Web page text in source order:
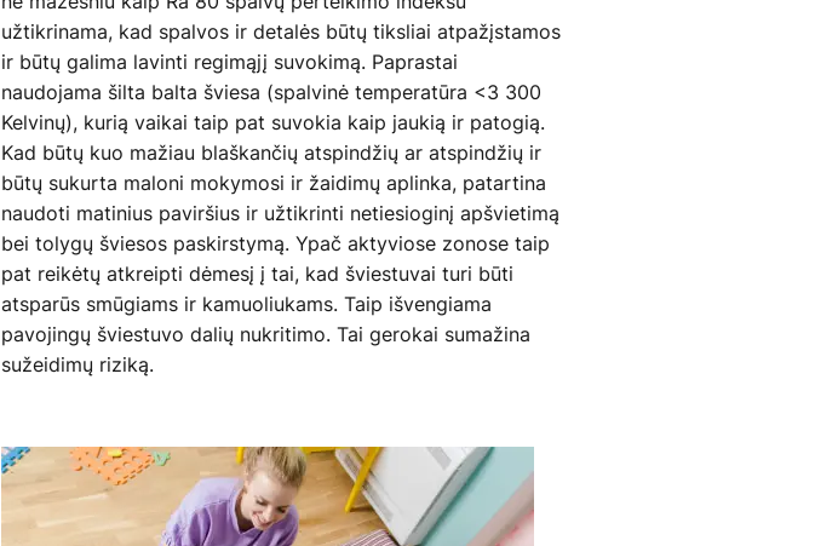
užtikrinama, kad spalvos ir detalės būtų tiksliai atpažįstamos
ir būtų galima lavinti regimąjį suvokimą. Paprastai
naudojama šilta balta šviesa (spalvinė temperatūra <3 300
Kelvinų), kurią vaikai taip pat suvokia kaip jaukią ir patogią.
Kad būtų kuo mažiau blaškančių atspindžių ar atspindžių ir
būtų sukurta maloni mokymosi ir žaidimų aplinka, patartina
naudoti matinius paviršius ir užtikrinti netiesioginį apšvietimą
bei tolygų šviesos paskirstymą. Ypač aktyviose zonose taip
pat reikėtų atkreipti dėmesį į tai, kad šviestuvai turi būti
atsparūs smūgiams ir kamuoliukams. Taip išvengiama
pavojingų šviestuvo dalių nukritimo. Tai gerokai sumažina
sužeidimų riziką.